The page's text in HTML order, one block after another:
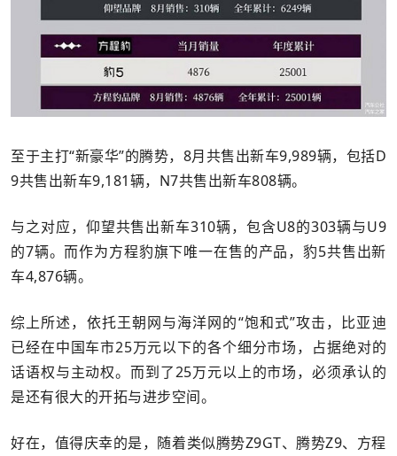
至于主打“新豪华”的腾势，8月共售出新车9,989辆，包括D
9共售出新车9,181辆，N7共售出新车808辆。
与之对应，仰望共售出新车310辆，包含U8的303辆与U9
的7辆。而作为方程豹旗下唯一在售的产品，豹5共售出新
车4,876辆。
综上所述，依托王朝网与海洋网的“饱和式”攻击，比亚迪
已经在中国车市25万元以下的各个细分市场，占据绝对的
话语权与主动权。而到了25万元以上的市场，必须承认的
是还有很大的开拓与进步空间。
好在，值得庆幸的是，随着类似腾势Z9GT、腾势Z9、方程